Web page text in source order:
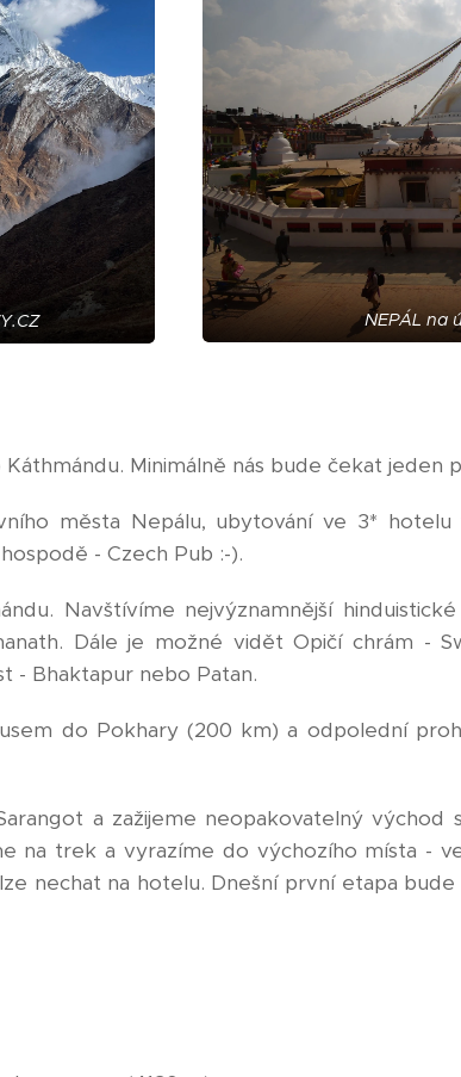
NEPÁL na
Minimálně nás bude čekat jeden
města Nepálu, ubytování ve 3*
- Czech Pub :-).
Navštívíme nejvýznamnější
Dále je možné vidět Opičí chrám -
- Bhaktapur nebo Patan.
do Pokhary (200 km) a odpolední
a zažijeme neopakovatelný východ
na trek a vyrazíme do výchozího místa -
nechat na hotelu. Dnešní první etapa bude